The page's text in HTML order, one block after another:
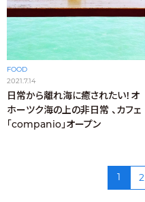
FOOD
2021.7.14
日常から離れ海に癒されたい！オ
ホーツク海の上の非日常 、カフェ
「companio」オープン
1 2